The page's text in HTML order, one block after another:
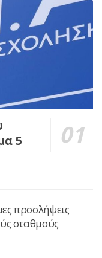
5
προσλήψεις
σταθμούς